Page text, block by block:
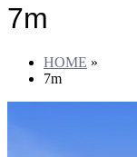
7m
HOME »
7m